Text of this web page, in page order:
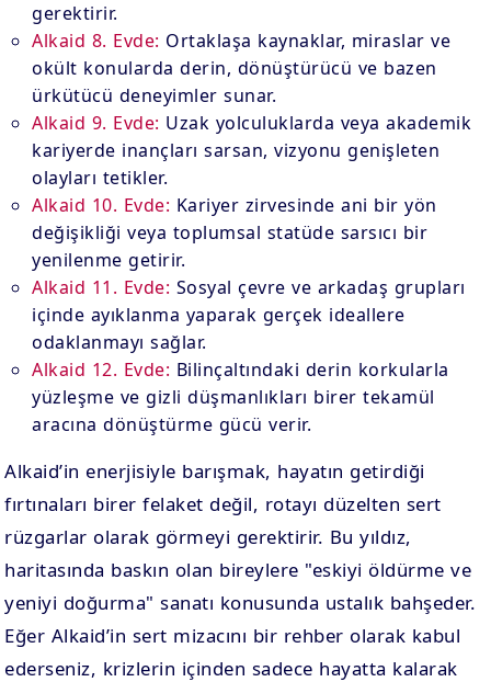
gerektirir.
Alkaid 8. Evde: Ortaklaşa kaynaklar, miraslar ve
okült konularda derin, dönüştürücü ve bazen
ürkütücü deneyimler sunar.
Alkaid 9. Evde: Uzak yolculuklarda veya akademik
kariyerde inançları sarsan, vizyonu genişleten
olayları tetikler.
Alkaid 10. Evde: Kariyer zirvesinde ani bir yön
değişikliği veya toplumsal statüde sarsıcı bir
yenilenme getirir.
Alkaid 11. Evde: Sosyal çevre ve arkadaş grupları
içinde ayıklanma yaparak gerçek ideallere
odaklanmayı sağlar.
Alkaid 12. Evde: Bilinçaltındaki derin korkularla
yüzleşme ve gizli düşmanlıkları birer tekamül
aracına dönüştürme gücü verir.
Alkaid’in enerjisiyle barışmak, hayatın getirdiği
fırtınaları birer felaket değil, rotayı düzelten sert
rüzgarlar olarak görmeyi gerektirir. Bu yıldız,
haritasında baskın olan bireylere "eskiyi öldürme ve
yeniyi doğurma" sanatı konusunda ustalık bahşeder.
Eğer Alkaid’in sert mizacını bir rehber olarak kabul
ederseniz, krizlerin içinden sadece hayatta kalarak